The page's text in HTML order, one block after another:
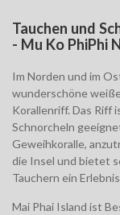
Tauchen und
- Mu Ko PhiPhi
Im Norden und im
wunderschöne
Korallenriff. Das Riff
Schnorcheln
Geweihkoralle,
die Insel und bietet
Tauchern ein
Mai Phai Island ist